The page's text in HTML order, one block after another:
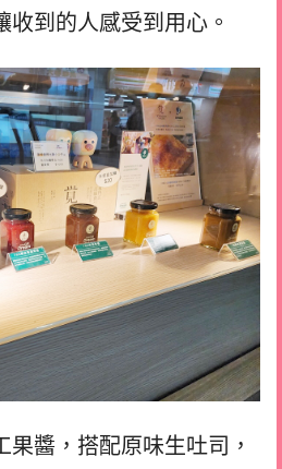
收到的人感受到用心。
果醬，搭配原味生吐司，